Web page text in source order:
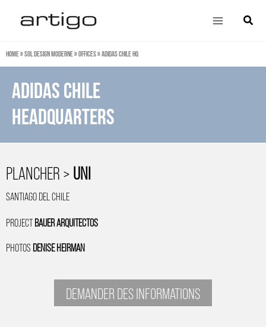
contenu
Main
Home»Sol design moderne»Offices»Adidas Chile HQ
ADIDAS CHILE
HEADQUARTERS
PLANCHER >UNI
SANTIAGO DEL CHILE
PROJECTBAUER ARQUITECTOS
PHOTOS DENISE HEIRMAN
DEMANDER DES INFORMATIONS